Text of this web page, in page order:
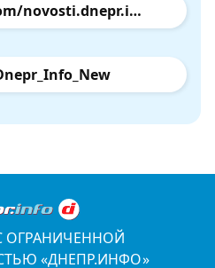
facebook.com/novosti.dnepr.info
ОГРАНИЧЕННОЙ
«ДНЕПР.ИНФО»